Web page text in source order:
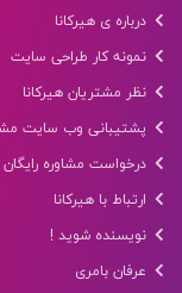
درباره ی هیرکانا
نمونه کار طراحی سایت
نظر مشتریان هیرکانا
پشتیبانی وب سایت
درخواست مشاوره رایگان
ارتباط با هیرکانا
نویسنده شوید !
عرفان بامری